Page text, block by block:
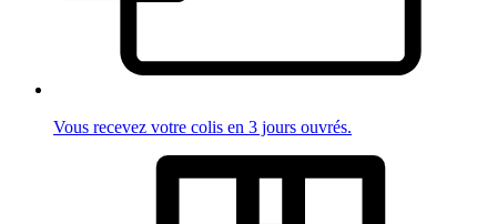
Vous recevez votre colis en 3 jours ouvrés.